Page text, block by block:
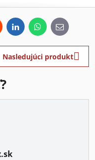
LinkedInWhatsApp
E-
mail
Nasledujúci produkt